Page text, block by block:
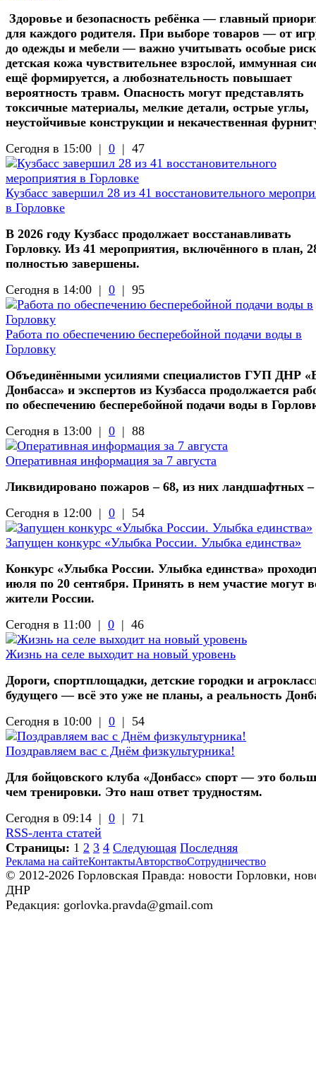
Здоровье и безопасность ребёнка — главный
для каждого родителя. При выборе товаров — от
до одежды и мебели — важно учитывать особые
детская кожа чувствительнее взрослой, иммунная
ещё формируется, а любознательность повышает
вероятность травм. Опасность могут представлять
токсичные материалы, мелкие детали, острые углы,
неустойчивые конструкции и некачественная
Сегодня в 15:00 | 0 | 47
Кузбасс завершил 28 из 41 восстановительного
в Горловке
В 2026 году Кузбасс продолжает восстанавливать
Горловку. Из 41 мероприятия, включённого в план,
полностью завершены.
Сегодня в 14:00 | 0 | 95
Работа по обеспечению бесперебойной подачи воды в
Горловку
Объединёнными усилиями специалистов ГУП ДНР
Донбасса» и экспертов из Кузбасса продолжается
по обеспечению бесперебойной подачи воды в
Сегодня в 13:00 | 0 | 88
Оперативная информация за 7 августа
Ликвидировано пожаров – 68, из них ландшафтных –
Сегодня в 12:00 | 0 | 54
Запущен конкурс «Улыбка России. Улыбка единства»
Конкурс «Улыбка России. Улыбка единства»
июля по 20 сентября. Принять в нем участие могут
жители России.
Сегодня в 11:00 | 0 | 46
Жизнь на селе выходит на новый уровень
Дороги, спортплощадки, детские городки и
будущего — всё это уже не планы, а реальность
Сегодня в 10:00 | 0 | 54
Поздравляем вас с Днём физкультурника!
Для бойцовского клуба «Донбасс» спорт — это
чем тренировки. Это наш ответ трудностям.
Сегодня в 09:14 | 0 | 71
RSS-лента статей
Страницы: 1 2 3 4 Следующая Последняя
Реклама на сайтеКонтактыАвторствоСотрудничество
© 2012-2026 Горловская Правда: новости Горловки,
ДНР
Редакция: gorlovka.pravda@gmail.com